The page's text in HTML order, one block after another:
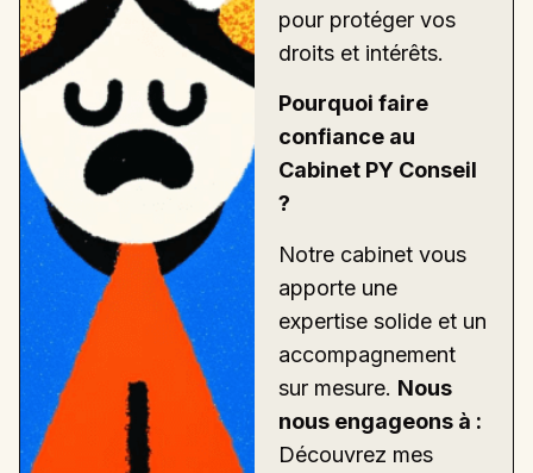
pour protéger vos
droits et intérêts.
Pourquoi faire
confiance au
Cabinet PY Conseil
?
Notre cabinet vous
apporte une
expertise solide et un
accompagnement
sur mesure. Nous
nous engageons à :
Découvrez mes